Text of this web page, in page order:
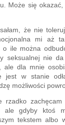
Może się okazać,
że nie
mi aż
o ile można
seksualnej nie
ale dla mnie
jest w stanie
możliwości
zachęcam
ale gdyby ktoś
tekstem albo